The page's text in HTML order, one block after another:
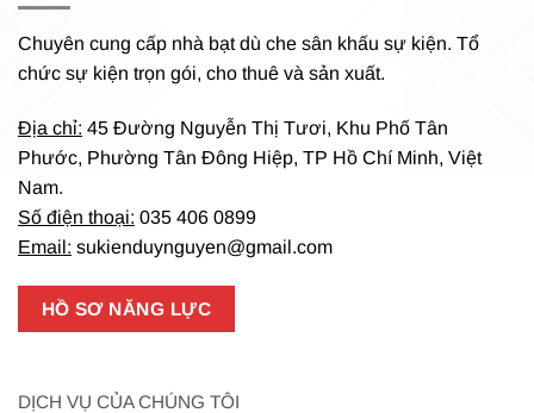
Chuyên cung cấp nhà bạt dù che sân khấu sự kiện. Tổ
chức sự kiện trọn gói, cho thuê và sản xuất.
Địa chỉ: 45 Đường Nguyễn Thị Tươi, Khu Phố Tân
Phước, Phường Tân Đông Hiệp, TP Hồ Chí Minh, Việt
Nam.
Số điện thoại: 035 406 0899
Email: sukienduynguyen@gmail.com
HỒ SƠ NĂNG LỰC
DỊCH VỤ CỦA CHÚNG TÔI